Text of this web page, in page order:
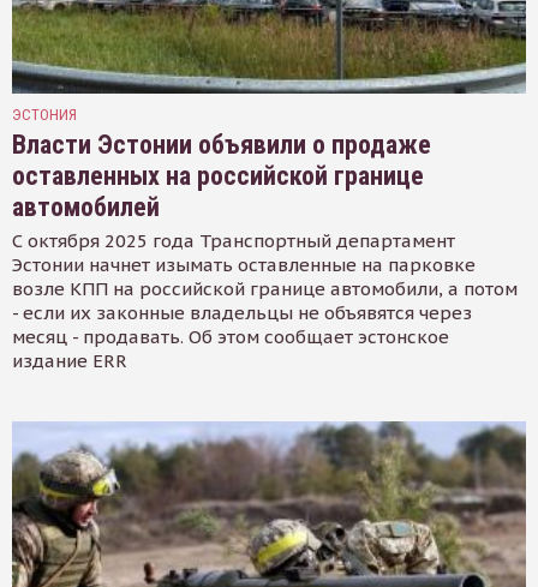
ЭСТОНИЯ
Власти Эстонии объявили о продаже
оставленных на российской границе
автомобилей
С октября 2025 года Транспортный департамент
Эстонии начнет изымать оставленные на парковке
возле КПП на российской границе автомобили, а потом
- если их законные владельцы не объявятся через
месяц - продавать. Об этом сообщает эстонское
издание ERR